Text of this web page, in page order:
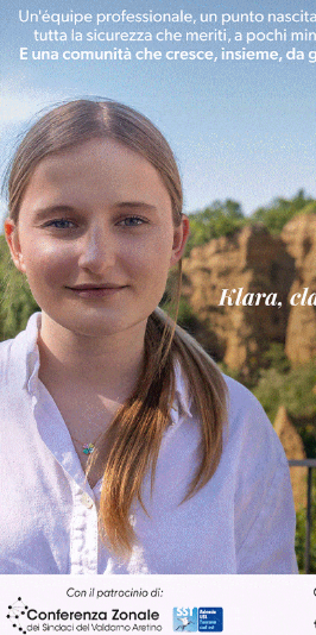
Estra Notizie agosto: Smart
studenti coinvolti, torna il
debutta il podcast Estrair
Più lette
Figline Incisa Valdarno 1 Agosto 2026
Piscina di Figline finanziata
Pnrr, il gruppo di Fratelli
ringraziamento al Governo”
Cronaca 4 Agosto 2026
Un anno fa la strage in A1
Gianni, Giulia e Franco. Lo
processo, lo stop ai sorpassi
Cronaca 3 Agosto 2026
Scomparso da una
Fiorentino l’uomo che
Levane nel 2020